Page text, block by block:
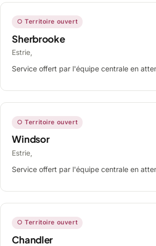
○ Territoire ouvert
Sherbrooke
Estrie,
Service offert par l'équipe centrale en
○ Territoire ouvert
Windsor
Estrie,
Service offert par l'équipe centrale en
○ Territoire ouvert
Chandler